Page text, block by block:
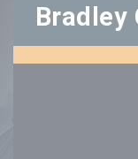
Bradley